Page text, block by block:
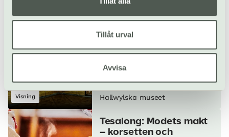
Tillåt urval
Avvisa
Visning
Curatorvisning:
Hallwylska museet
Tesalong: Modets makt
– korsetten och